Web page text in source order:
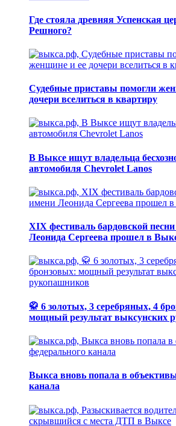
Где стояла древняя Успенская
Решного?
Судебные приставы помогли
дочери вселиться в квартиру
В Выксе ищут владельца
автомобиля Chevrolet Lanos
XIX фестиваль бардовской
Леонида Сергеева прошел в
🥋 6 золотых, 3 серебряных, 4
мощный результат выксунских
Выкса вновь попала в
канала